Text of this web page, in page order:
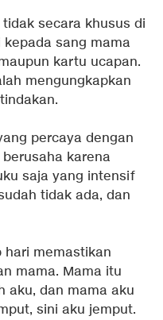
secara khusus di
sang mama
kartu ucapan.
mengungkapkan
percaya dengan
karena
saja yang intensif
tidak ada, dan
hari memastikan
mama. Mama itu
aku, dan mama aku
sini aku jemput.